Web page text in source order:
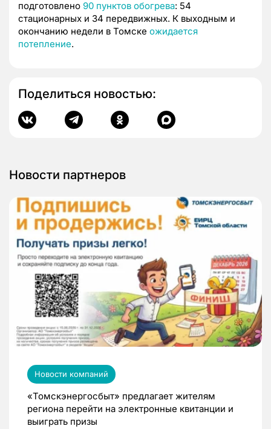
подготовлено 90 пунктов обогрева: 54
стационарных и 34 передвижных. К выходным и
окончанию недели в Томске ожидается
потепление.
Поделиться новостью:
Новости партнеров
Новости компаний
«Томскэнергосбыт» предлагает жителям
региона перейти на электронные квитанции и
выиграть призы